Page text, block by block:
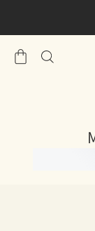
שֶׁלִי